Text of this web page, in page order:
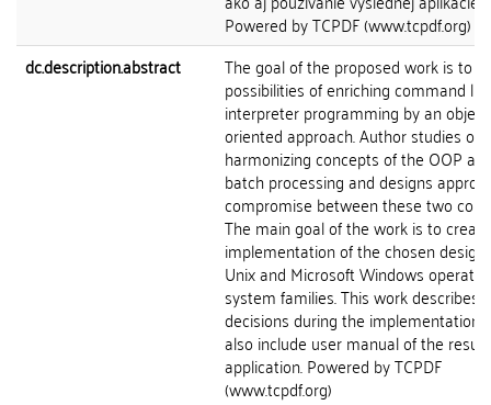
Powered by TCPDF (www.tcpdf.org)
dc.description.abstract
The goal of the proposed work is to
possibilities of enriching command
interpreter programming by an object
oriented approach. Author studies
harmonizing concepts of the OOP
batch processing and designs
compromise between these two
The main goal of the work is to
implementation of the chosen
Unix and Microsoft Windows
system families. This work describes
decisions during the implementation
also include user manual of the
application. Powered by TCPDF
(www.tcpdf.org)